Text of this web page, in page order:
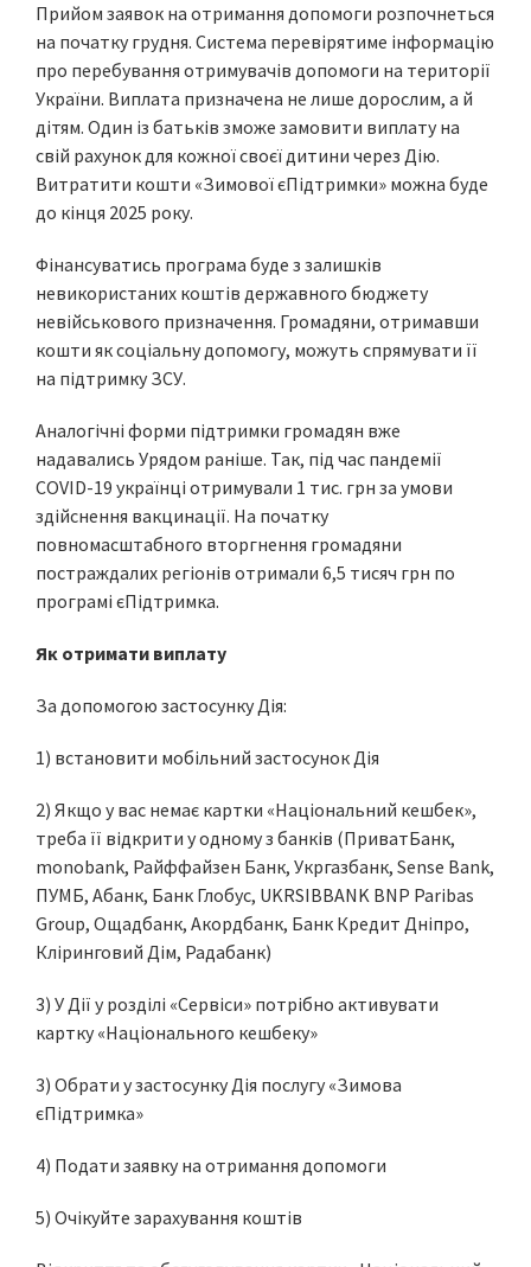
Прийом заявок на отримання допомоги розпочнеться
на початку грудня. Система перевірятиме інформацію
про перебування отримувачів допомоги на території
України. Виплата призначена не лише дорослим, а й
дітям. Один із батьків зможе замовити виплату на
свій рахунок для кожної своєї дитини через Дію.
Витратити кошти «Зимової єПідтримки» можна буде
до кінця 2025 року.
Фінансуватись програма буде з залишків
невикористаних коштів державного бюджету
невійськового призначення. Громадяни, отримавши
кошти як соціальну допомогу, можуть спрямувати її
на підтримку ЗСУ.
Аналогічні форми підтримки громадян вже
надавались Урядом раніше. Так, під час пандемії
COVID-19 українці отримували 1 тис. грн за умови
здійснення вакцинації. На початку
повномасштабного вторгнення громадяни
постраждалих регіонів отримали 6,5 тисяч грн по
програмі єПідтримка.
Як отримати виплату
За допомогою застосунку Дія:
1) встановити мобільний застосунок Дія
2) Якщо у вас немає картки «Національний кешбек»,
треба її відкрити у одному з банків (ПриватБанк,
monobank, Райффайзен Банк, Укргазбанк, Sense Bank,
ПУМБ, Абанк, Банк Глобус, UKRSIBBANK BNP Paribas
Group, Ощадбанк, Акордбанк, Банк Кредит Дніпро,
Кліринговий Дім, Радабанк)
3) У Дії у розділі «Сервіси» потрібно активувати
картку «Національного кешбеку»
3) Обрати у застосунку Дія послугу «Зимова
єПідтримка»
4) Подати заявку на отримання допомоги
5) Очікуйте зарахування коштів